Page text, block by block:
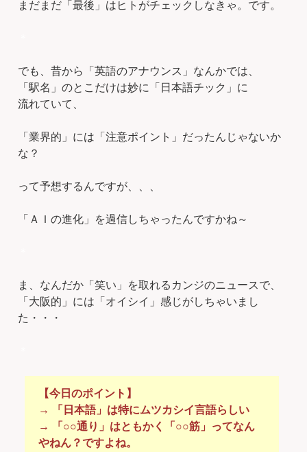
まだまだ「最後」はヒトがチェックしなきゃ。です。
でも、昔から「英語のアナウンス」なんかでは、
「駅名」のとこだけは妙に「日本語チック」に
流れていて、
「業界的」には「注意ポイント」だったんじゃないか
な？
って予想するんですが、、、
「ＡＩの進化」を過信しちゃったんですかね～
ま、なんだか「笑い」を取れるカンジのニュースで、
「大阪的」には「オイシイ」感じがしちゃいまし
た・・・
【今日のポイント】
→ 「日本語」は特にムツカシイ言語らしい
→ 「○○通り」はともかく「○○筋」ってなん
やねん？ですよね。